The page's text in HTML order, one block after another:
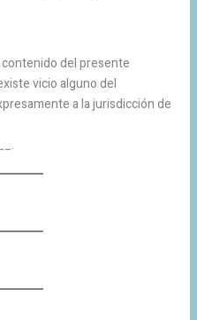
del presente
vicio alguno del
a la jurisdicción de